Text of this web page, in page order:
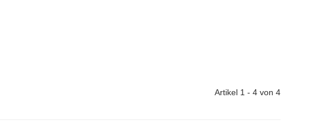
Artikel 1 - 4 von 4